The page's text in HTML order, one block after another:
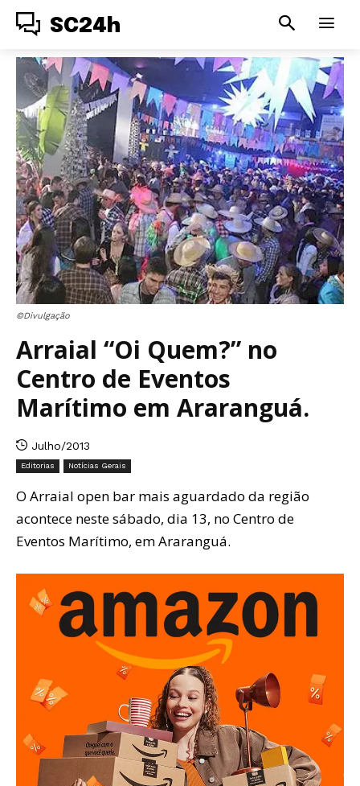
SC24h
©Divulgação
Arraial “Oi Quem?” no
Centro de Eventos
Marítimo em Araranguá.
Julho/2013
Editorias Notícias Gerais
O Arraial open bar mais aguardado da região
acontece neste sábado, dia 13, no Centro de
Eventos Marítimo, em Araranguá.